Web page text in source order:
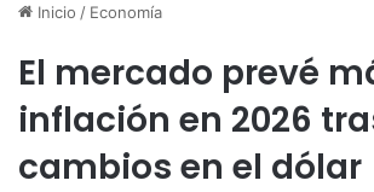
Inicio / Economía
El mercado prevé
inflación en 2026
cambios en el dólar